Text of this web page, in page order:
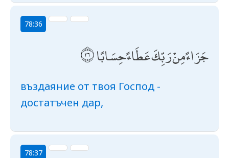
78:36
جَزَاءً مِنْ رَبِّكَ عَطَاءً حِسَابًا
въздаяние от твоя Господ -
достатъчен дар,
78:37